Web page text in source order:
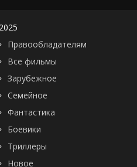
2025
Правообладателям
Все фильмы
Зарубежное
Семейное
Фантастика
Боевики
Триллеры
Новое